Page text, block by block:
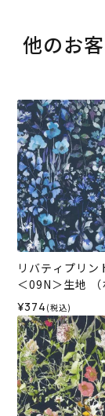
他のお
リバティプリン
＜09N＞生地 （
ビーレオリジナ
¥374 (税込)